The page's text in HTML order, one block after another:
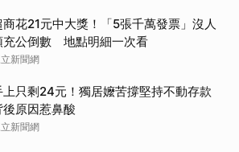
商花21元中大獎！「5張千萬發票」沒人
充公倒數 地點明細一次看
新聞網
上只剩24元！獨居嬤苦撐堅持不動存款
後原因惹鼻酸
新聞網